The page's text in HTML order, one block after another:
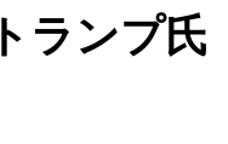
ランプ氏